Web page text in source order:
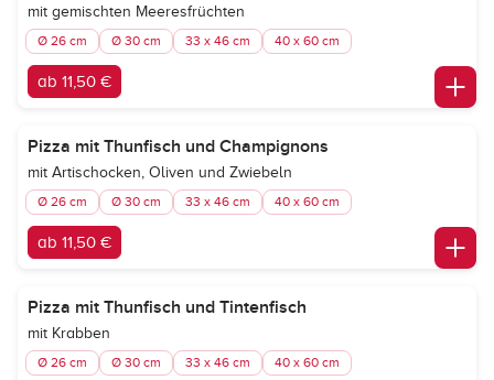
mit gemischten Meeresfrüchten
Ø 26 cm Ø 30 cm 33 x 46 cm 40 x 60 cm
ab 11,50 €
Pizza mit Thunfisch und Champignons
mit Artischocken, Oliven und Zwiebeln
Ø 26 cm Ø 30 cm 33 x 46 cm 40 x 60 cm
ab 11,50 €
Pizza mit Thunfisch und Tintenfisch
mit Krabben
Ø 26 cm Ø 30 cm 33 x 46 cm 40 x 60 cm